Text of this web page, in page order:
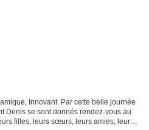
Innovant. Par cette belle journée
Denis se sont donnés rendez-vous au
filles, leurs sœurs, leurs amies, leurs